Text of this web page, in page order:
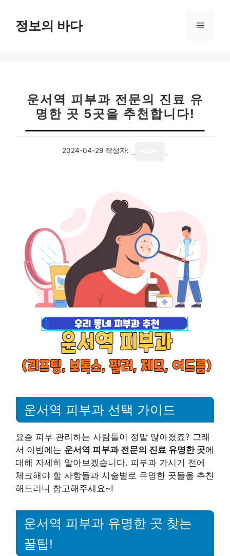
정보의 바다 메
운서역 피부과 전문의 진료 유
명한 곳 5곳을 추천합니다!
2024-04-29 작성자:
운서역 피부과 선택 가이드
요즘 피부 관리하는 사람들이 정말 많아졌죠? 그래
서 이번에는 운서역 피부과 전문의 진료 유명한 곳에
대해 자세히 알아보겠습니다. 피부과 가시기 전에
체크해야 할 사항들과 시술별로 유명한 곳들을 추천
해드리니 참고해주세요~!
운서역 피부과 유명한 곳 찾는
꿀팁!